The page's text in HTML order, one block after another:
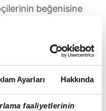
Ayarları Hakkında
faaliyetlerinin
beğenisine